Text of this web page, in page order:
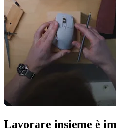
Lavorare insieme è